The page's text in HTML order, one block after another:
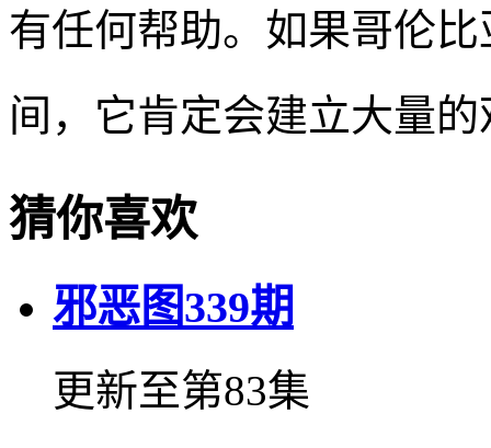
有任何帮助。如果哥伦
间，它肯定会建立大量
猜你喜欢
邪恶图339期
更新至第83集